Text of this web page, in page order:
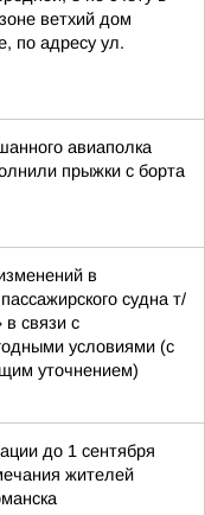
ветхий дом
по адресу ул.
авиаполка
прыжки с борта
в
судна т/
связи с
условиями (с
уточнением)
до 1 сентября
жителей